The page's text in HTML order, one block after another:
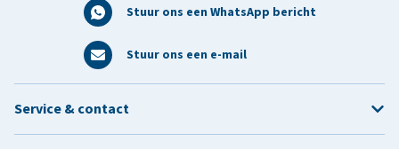
Stuur ons een WhatsApp bericht
Stuur ons een e-mail
Service & contact